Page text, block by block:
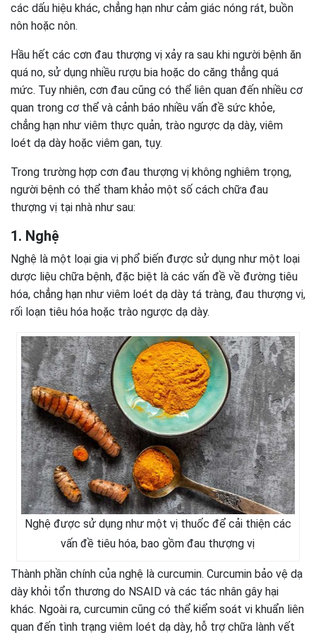
các dấu hiệu khác, chẳng hạn như cảm giác nóng rát, buồn
nôn hoặc nôn.
Hầu hết các cơn đau thượng vị xảy ra sau khi người bệnh ăn
quá no, sử dụng nhiều rượu bia hoặc do căng thẳng quá
mức. Tuy nhiên, cơn đau cũng có thể liên quan đến nhiều cơ
quan trong cơ thể và cảnh báo nhiều vấn đề sức khỏe,
chẳng hạn như viêm thực quản, trào ngược dạ dày, viêm
loét dạ dày hoặc viêm gan, tụy.
Trong trường hợp cơn đau thượng vị không nghiêm trọng,
người bệnh có thể tham khảo một số cách chữa đau
thượng vị tại nhà như sau:
1. Nghệ
Nghệ là một loại gia vị phổ biến được sử dụng như một loại
dược liệu chữa bệnh, đặc biệt là các vấn đề về đường tiêu
hóa, chẳng hạn như viêm loét dạ dày tá tràng, đau thượng vị,
rối loạn tiêu hóa hoặc trào ngược dạ dày.
Nghệ được sử dụng như một vị thuốc để cải thiện các
vấn đề tiêu hóa, bao gồm đau thượng vị
Thành phần chính của nghệ là curcumin. Curcumin bảo vệ dạ
dày khỏi tổn thương do NSAID và các tác nhân gây hại
khác. Ngoài ra, curcumin cũng có thể kiểm soát vi khuẩn liên
quan đến tình trạng viêm loét dạ dày, hỗ trợ chữa lành vết